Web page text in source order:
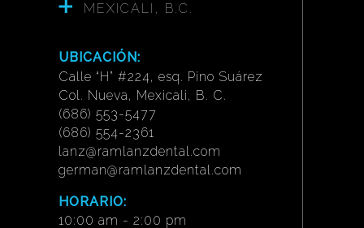
MEXICALI, B.C.
UBICACIÓN:
Calle “H” #224, esq. Pino Suárez
Col. Nueva, Mexicali, B. C.
(686) 553-5477
(686) 554-2361
lanz@ramlanzdental.com
german@ramlanzdental.com
HORARIO:
10:00 am - 2:00 pm